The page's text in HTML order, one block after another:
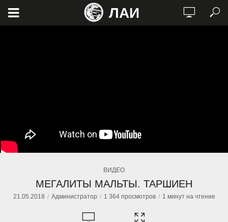
ЛАИ
ВИДЕО
МЕГАЛИТЫ МАЛЬТЫ. ТАРШИЕН
21.05.2018 Администратор 1 364 просмотров 1 минут на чтение